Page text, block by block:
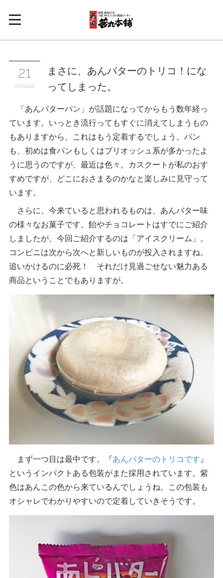
21
Oct 2022
まさに、あんバターのトリコ！にな
ってしまった。
「あんバターパン」が話題になってからもう数年経っ
ています。いっとき流行ってもすぐに消えてしまうもの
もありますから、これはもう定着するでしょう。パン
も、初めは食パンもしくはブリオッシュ系が多かったよ
うに思うのですが、最近は色々。カスクートが私のおす
すめですが、どこにおさまるのかなと楽しみに見守って
います。
さらに、今来ていると思われるものは、あんバター味
の様々なお菓子です。飴やチョコレートはすでにご紹介
しましたが、今回ご紹介するのは「アイスクリーム」。
コンビニは次から次へと新しいものが投入されますね。
追いかけるのに必死！ それだけ見過ごせない魅力ある
商品ということでもありますが。
まず一つ目は最中です。『あんバターのトリコです』
というインパクトある包装がまた採用されています。紫
色はあんこの色から来ているんでしょうね。この包装も
オシャレでわかりやすいので定着していきそうです。